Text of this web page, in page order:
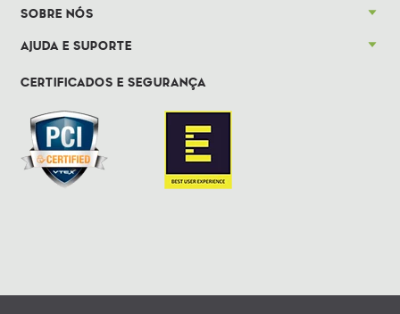
SOBRE NÓS
AJUDA E SUPORTE
CERTIFICADOS E SEGURANÇA